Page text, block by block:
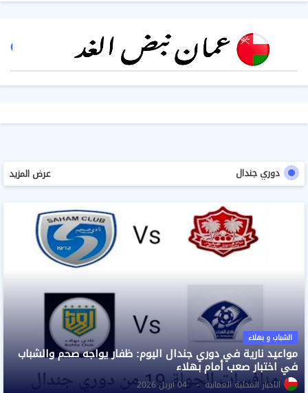
دوري جندال عرض المزيد
الشباب و بهلاء
مواعيد نارية في دوري جندال اليوم: ظفار يواجه صحم والشباب
في اختبار صعب أمام بهلاء
الاخبار المحلية العمانية 04 ابريل 2026